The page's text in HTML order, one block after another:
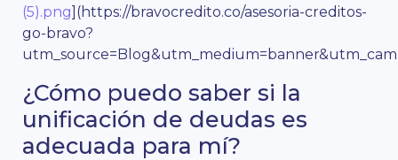
(5).png](https://bravocredito.co/asesoria-creditos-
go-bravo?
¿Cómo puedo saber si la
unificación de deudas es
adecuada para mí?